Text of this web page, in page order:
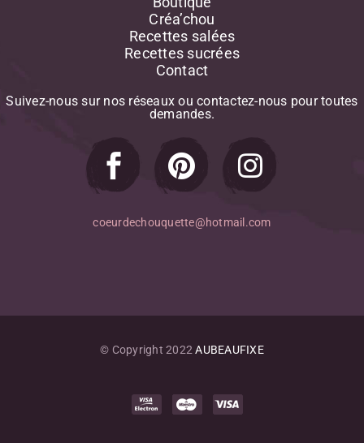
Créa’chou
Recettes salées
Recettes sucrées
Contact
Suivez-nous sur nos réseaux ou contactez-nous pour toutes
demandes.
coeurdechouquette@hotmail.com
© Copyright 2022 AUBEAUFIXE